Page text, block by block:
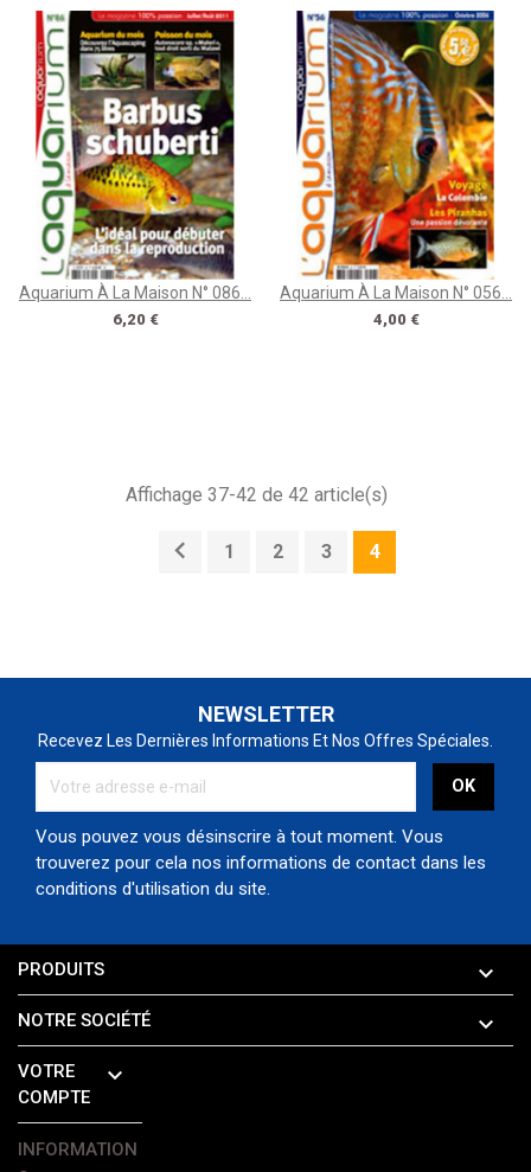
Aquarium À La Maison N° 086...
Prix
6,20 €
Aquarium À La Maison N° 056...
Prix
4,00 €
Affichage 37-42 de 42 article(s)
 1 2 3 4
NEWSLETTER
Recevez Les Dernières Informations Et Nos Offres Spéciales.
Vous pouvez vous désinscrire à tout moment. Vous
trouverez pour cela nos informations de contact dans les
conditions d'utilisation du site.
PRODUITS 
NOTRE SOCIÉTÉ 
VOTRE
COMPTE

INFORMATION